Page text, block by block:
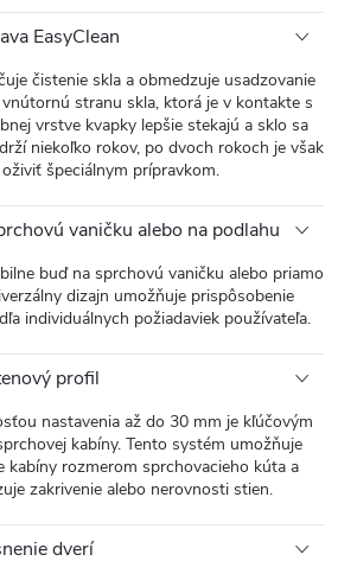
EasyClean
čistenie skla a obmedzuje usadzovanie
stranu skla, ktorá je v kontakte s
vrstve kvapky lepšie stekajú a sklo sa
niekoľko rokov, po dvoch rokoch je však
špeciálnym prípravkom.
vaničku alebo na podlahu
buď na sprchovú vaničku alebo priamo
dizajn umožňuje prispôsobenie
individuálnych požiadaviek používateľa.
profil
nastavenia až do 30 mm je kľúčovým
kabíny. Tento systém umožňuje
kabíny rozmerom sprchovacieho kúta a
zakrivenie alebo nerovnosti stien.
dverí